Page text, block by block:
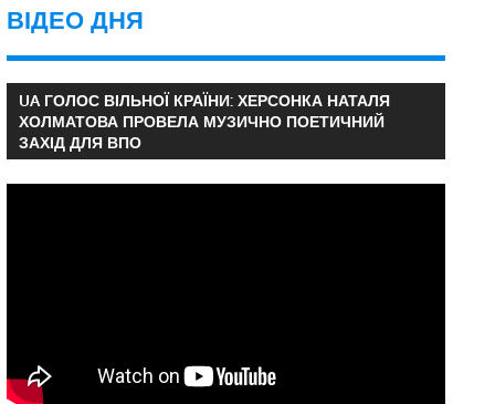
ВІДЕО ДНЯ
UA ГОЛОС ВІЛЬНОЇ КРАЇНИ: ХЕРСОНКА НАТАЛЯ
ХОЛМАТОВА ПРОВЕЛА МУЗИЧНО ПОЕТИЧНИЙ
ЗАХІД ДЛЯ ВПО